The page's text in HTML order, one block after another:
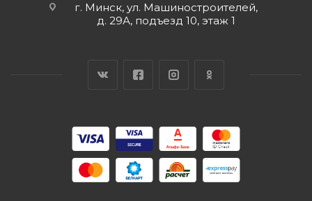
г. Минск, ул. Машиностроителей,
д. 29А, подъезд 10, этаж 1